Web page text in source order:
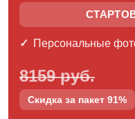
Персональные
8159 руб.
Скидка за пакет 91%